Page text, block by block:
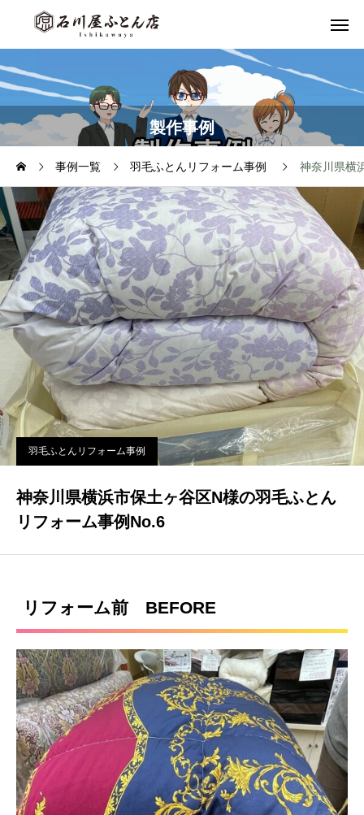
製作事例
事例一覧 羽毛ふとんリフォーム事例 神奈川県横
羽毛ふとんリフォーム事例
神奈川県横浜市保土ヶ谷区N様の羽毛ふとん
リフォーム事例No.6
リフォーム前 BEFORE